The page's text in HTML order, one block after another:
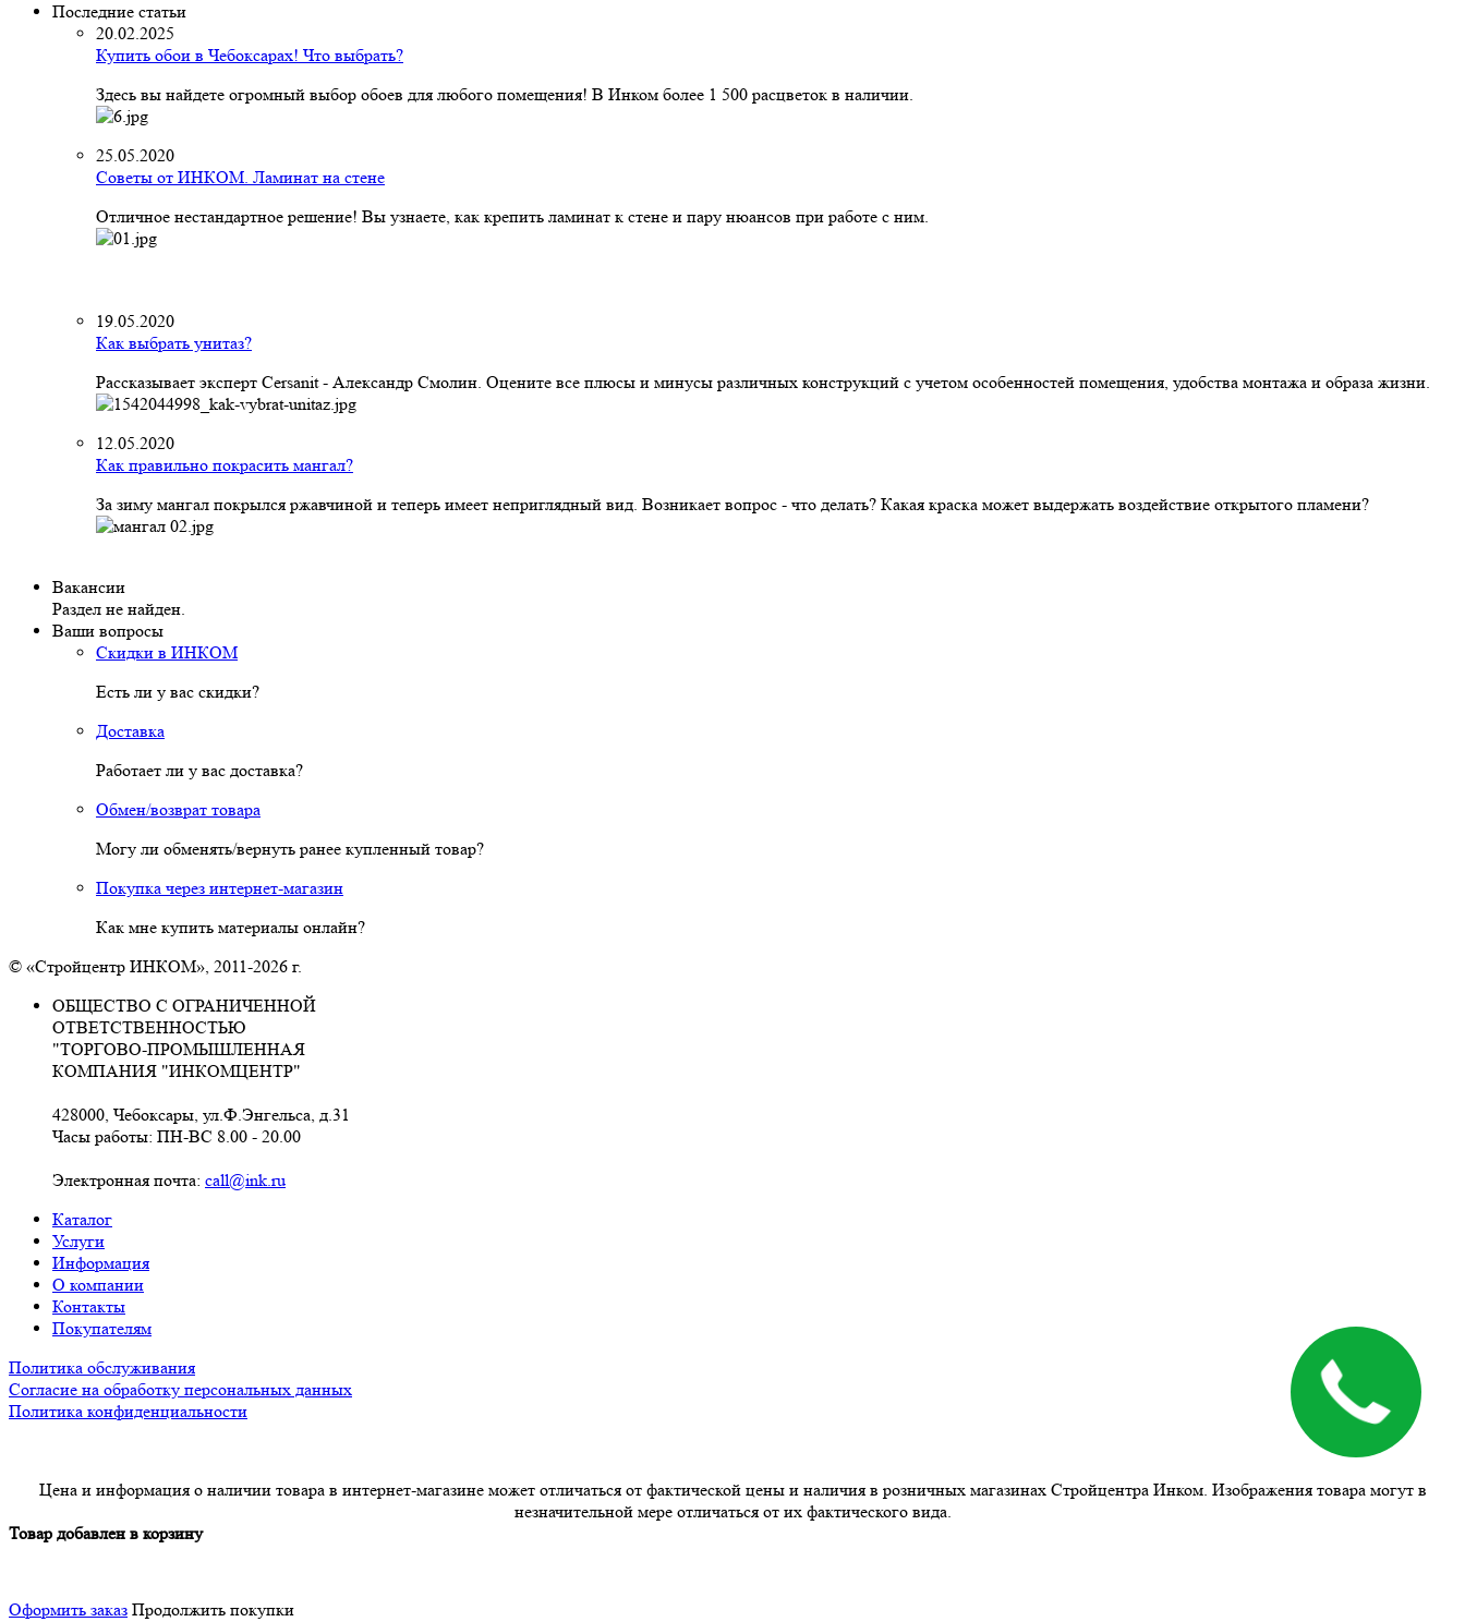
Последние статьи
20.02.2025
Купить обои в Чебоксарах! Что выбрать?
Здесь вы найдете огромный выбор обоев для любого помещения! В Инком более 1 500 расцветок в наличии.
25.05.2020
Советы от ИНКОМ. Ламинат на стене
Отличное нестандартное решение! Вы узнаете, как крепить ламинат к стене и пару нюансов при работе с ним.
19.05.2020
Как выбрать унитаз?
Рассказывает эксперт Cersanit - Александр Смолин. Оцените все плюсы и минусы различных конструкций с учетом особенностей помещения, удобства монтажа и образа жизни.
12.05.2020
Как правильно покрасить мангал?
За зиму мангал покрылся ржавчиной и теперь имеет неприглядный вид. Возникает вопрос - что делать? Какая краска может выдержать воздействие открытого пламени?
Вакансии
Раздел не найден.
Ваши вопросы
Скидки в ИНКОМ
Есть ли у вас скидки?
Доставка
Работает ли у вас доставка?
Обмен/возврат товара
Могу ли обменять/вернуть ранее купленный товар?
Покупка через интернет-магазин
Как мне купить материалы онлайн?
© «Стройцентр ИНКОМ», 2011-2026 г.
ОБЩЕСТВО С ОГРАНИЧЕННОЙ
ОТВЕТСТВЕННОСТЬЮ
"ТОРГОВО-ПРОМЫШЛЕННАЯ
КОМПАНИЯ "ИНКОМЦЕНТР"
428000, Чебоксары, ул.Ф.Энгельса, д.31
Часы работы: ПН-ВС 8.00 - 20.00
Электронная почта: call@ink.ru
Каталог
Услуги
Информация
О компании
Контакты
Покупателям
Политика обслуживания
Согласие на обработку персональных данных
Политика конфиденциальности
Цена и информация о наличии товара в интернет-магазине может отличаться от фактической цены и наличия в розничных магазинах Стройцентра Инком. Изображения товара могут в
незначительной мере отличаться от их фактического вида.
Товар добавлен в корзину
Оформить заказ Продолжить покупки